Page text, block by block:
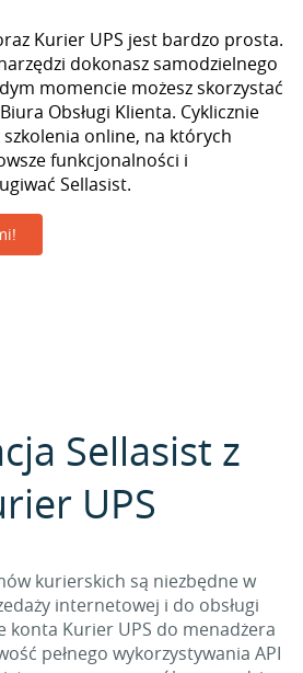
Kurier UPS jest bardzo prosta.
dokonasz samodzielnego
momencie możesz skorzystać
Obsługi Klienta. Cyklicznie
online, na których
funkcjonalności i
Sellasist.
Sellasist z
UPS
kurierskich są niezbędne w
internetowej i do obsługi
konta Kurier UPS do menadżera
pełnego wykorzystywania API